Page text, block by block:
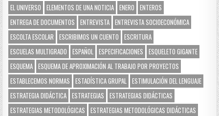
EL UNIVERSO
ELEMENTOS DE UNA NOTICIA ENERO
ENTEROS
ENTREGA DE DOCUMENTOS
ENTREVISTA ENTREVISTA SOCIOECONÓMICA
ESCOLTA ESCOLAR
ESCRIBIMOS UN CUENTO
ESCRITURA
ESCUELAS MULTIGRADO
ESPAÑOL ESPECIFICACIONES
ESQUELETO GIGANTE
ESQUEMA ESQUEMA DE APROXIMACIÓN AL TRABAJO POR PROYECTOS
ESTABLECEMOS NORMAS
ESTADÍSTICA GRUPAL ESTIMULACIÓN DEL LENGUAJE
ESTRATEGIA DIDÁCTICA ESTRATEGIAS
ESTRATEGIAS DIDÁCTICAS
ESTRATEGIAS METODOLÓGICAS
ESTRATEGIAS METODOLÓGICAS DIDÁCTICAS